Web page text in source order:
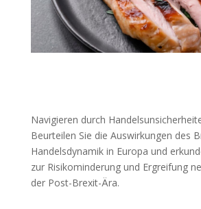
Navigieren durch
Beurteilen Sie die Auswirkungen des
Handelsdynamik in Europa und
zur Risikominderung und Ergreifung
der Post-Brexit-Ära.